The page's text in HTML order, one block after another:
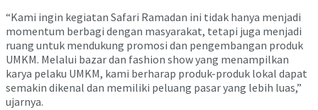
“Kami ingin kegiatan Safari Ramadan ini tidak hanya menjadi
momentum berbagi dengan masyarakat, tetapi juga menjadi
ruang untuk mendukung promosi dan pengembangan produk
UMKM. Melalui bazar dan fashion show yang menampilkan
karya pelaku UMKM, kami berharap produk-produk lokal dapat
semakin dikenal dan memiliki peluang pasar yang lebih luas,”
ujarnya.